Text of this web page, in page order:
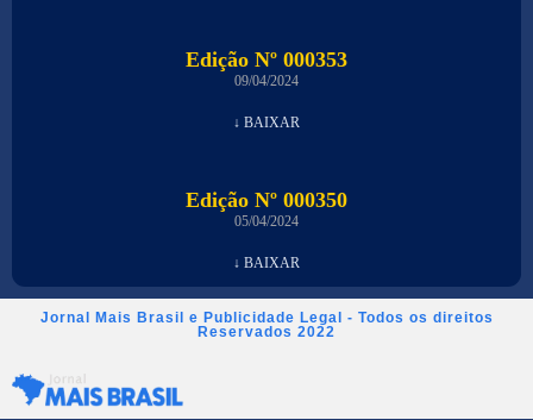
Edição Nº 000353
09/04/2024
↓ BAIXAR
Edição Nº 000350
05/04/2024
↓ BAIXAR
Jornal Mais Brasil e Publicidade Legal - Todos os direitos
Reservados 2022